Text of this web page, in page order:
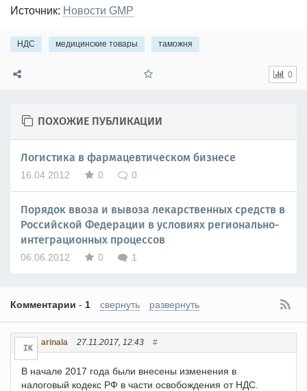
Источник: Новости GMP
НДС медицинские товары таможня
0
ПОХОЖИЕ ПУБЛИКАЦИИ
Логистика в фармацевтическом бизнесе
16.04.2012 0 0
Порядок ввоза и вывоза лекарственных средств в
Российской Федерации в условиях регионально-
интеграционных процессов
06.06.2012 0 1
Комментарии - 1 свернуть развернуть
arinala 27.11.2017, 12:43 #
В начале 2017 года были внесены изменения в
налоговый кодекс РФ в части освобождения от НДС.